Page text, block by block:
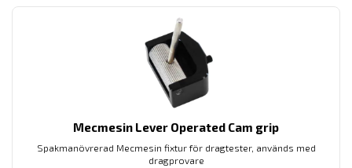
Mecmesin Lever Operated Cam grip
Spakmanövrerad Mecmesin fixtur för dragtester, används med
dragprovare